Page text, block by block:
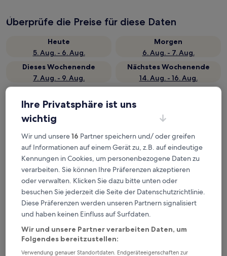
Überprüfe die Preise für diese Daten
Heute
5. Aug. - 6. Aug.
Morgen
6. Aug. - 7. Aug.
Dieses Wochenende
7. Aug. - 9. Aug.
Nächstes Wochenende
14. Aug. - 16. Aug.
Top 5 Hotels in São Clemente
auf einen Blick
Hotel Caçula Do pampa
— 3-Sterne-Hotel in 0,8 km von São
Clemente entfernt. Gästebewertung: 7,8/10 — Gut.
Marechal Plaza Hotel — 3-Sterne-Hotel in 2,8 km von São
Clemente entfernt. Gästebewertung: 8,6/10 — Hervorragend.
Hotel Glória
— 2.5-Sterne-Hotel in 0,8 km von São Clemente
entfernt. Gästebewertung: 6,4/10.
Pousada Felix
— 3-Sterne-Hotel in 2,4 km von São Clemente
entfernt.
Clemente entfernt. Gästebewertung: 9,0/10 — Wunderbar.
Empfohlene Unterkünfte
Preis (aufsteigend)
Ihre Privatsphäre ist uns
wichtig
Wir und unsere16 Partner speichern und/ oder greifen
auf Informationen auf einem Gerät zu, z.B. auf eindeutige
Kennungen in Cookies, um personenbezogene Daten zu
verarbeiten. Sie können Ihre Präferenzen akzeptieren
oder verwalten. Klicken Sie dazu bitte unten oder
besuchen Sie jederzeit die Seite der Datenschutzrichtlinie.
Diese Präferenzen werden unseren Partnern signalisiert
und haben keinen Einfluss auf Surfdaten.
Wir und unsere Partner verarbeiten Daten, um
Folgendes bereitzustellen:
Verwendung genauer Standortdaten. Endgeräteeigenschaften zur